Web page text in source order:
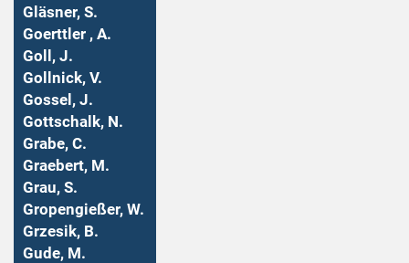
Gläsner, S.
Goerttler , A.
Goll, J.
Gollnick, V.
Gossel, J.
Gottschalk, N.
Grabe, C.
Graebert, M.
Grau, S.
Gropengießer, W.
Grzesik, B.
Gude, M.